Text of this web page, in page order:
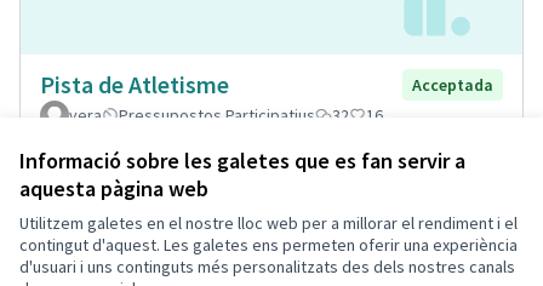
Informació sobre les galetes que es fan servir a
aquesta pàgina web
Utilitzem galetes en el nostre lloc web per a millorar el rendiment i el
contingut d'aquest. Les galetes ens permeten oferir una experiència
d'usuari i uns continguts més personalitzats des dels nostres canals
Pista de Atletisme
Acceptada
vera
Pressupostos Participatius 32 16
Termes i condicions d'ús
Configuració de les galetes
Decidim Calafell a X
Decidim Calafell a Facebook
Decidim Calafell a YouTube
Decidim Calafell a GitHub